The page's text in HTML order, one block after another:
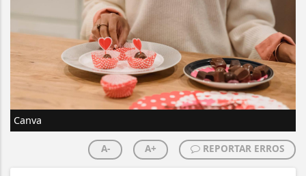
Canva
A- A+ REPORTAR ERROS